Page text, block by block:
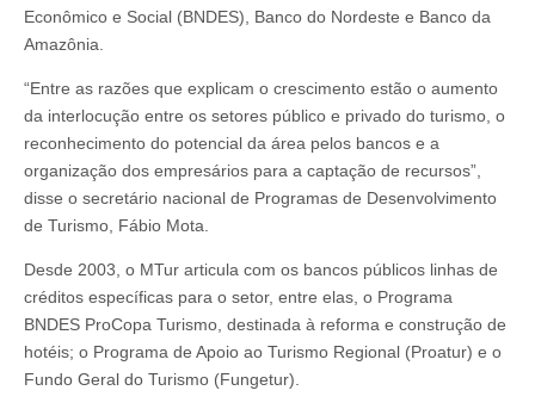
Econômico e Social (BNDES), Banco do Nordeste e Banco da
Amazônia.
“Entre as razões que explicam o crescimento estão o aumento
da interlocução entre os setores público e privado do turismo, o
reconhecimento do potencial da área pelos bancos e a
organização dos empresários para a captação de recursos”,
disse o secretário nacional de Programas de Desenvolvimento
de Turismo, Fábio Mota.
Desde 2003, o MTur articula com os bancos públicos linhas de
créditos específicas para o setor, entre elas, o Programa
BNDES ProCopa Turismo, destinada à reforma e construção de
hotéis; o Programa de Apoio ao Turismo Regional (Proatur) e o
Fundo Geral do Turismo (Fungetur).